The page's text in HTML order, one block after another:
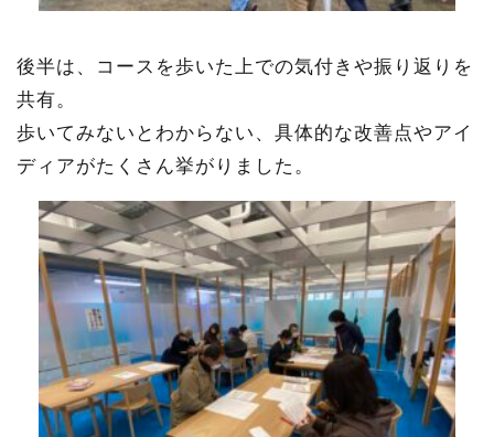
後半は、
コースを歩いた上での気付きや振り返りを
共有。
歩いてみないとわからない、具体的な改善点やアイ
ディアがたくさん挙がりました。